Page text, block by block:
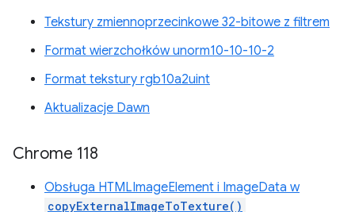
Tekstury zmiennoprzecinkowe 32-bitowe z filtrem
Format wierzchołków unorm10-10-10-2
Format tekstury rgb10a2uint
Aktualizacje Dawn
Chrome 118
Obsługa HTMLImageElement i ImageData w
copyExternalImageToTexture()